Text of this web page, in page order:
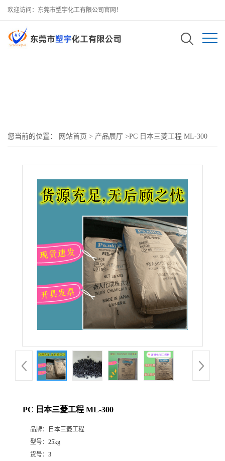
欢迎访问：东莞市塑宇化工有限公司官网！
您当前的位置： 网站首页 > 产品展厅 >PC 日本三菱工程 ML-300
PC 日本三菱工程 ML-300
品牌：
日本三菱工程
型号： 25kg
货号： 3